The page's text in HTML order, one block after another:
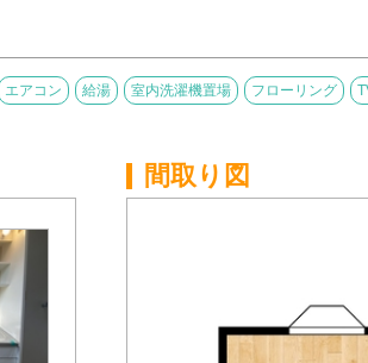
エアコン 給湯 室内洗濯機置場 フローリング
間取り図